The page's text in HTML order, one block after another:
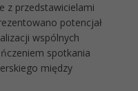
z przedstawicielami
potencjał
wspólnych
spotkania
między